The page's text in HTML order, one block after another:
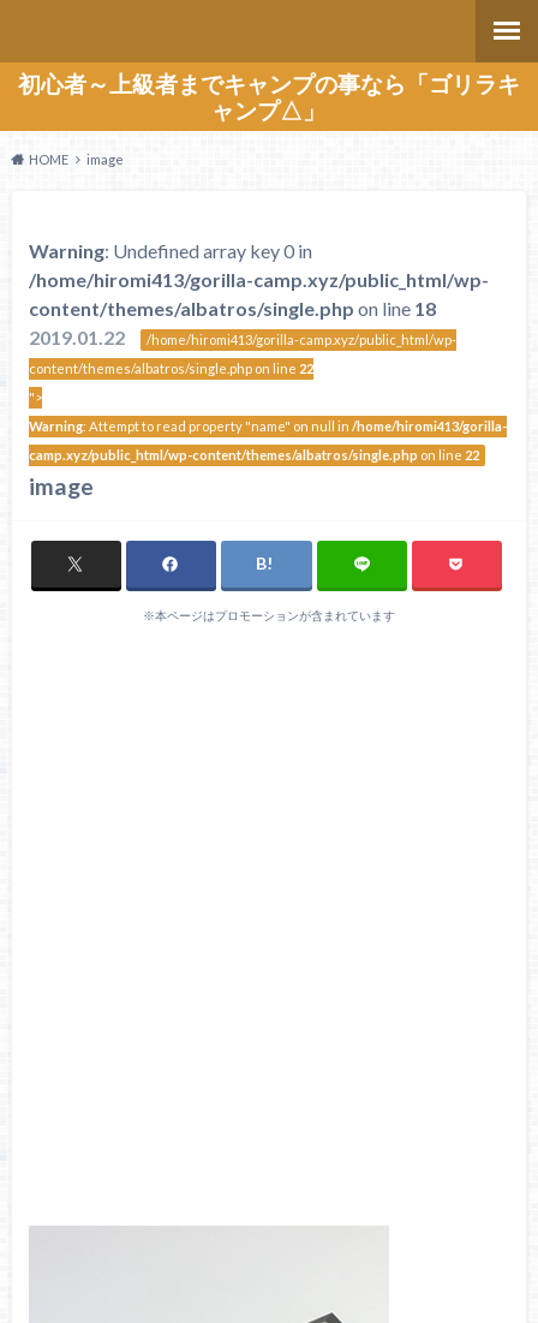
初心者～上級者までキャンプの事なら「ゴリラキ
ャンプ△」
HOME image
Warning: Undefined array key 0 in
/home/hiromi413/gorilla-camp.xyz/public_html/wp-
content/themes/albatros/single.php on line 18
2019.01.22
/home/hiromi413/gorilla-camp.xyz/public_html/wp-
content/themes/albatros/single.php on line 22
">
Warning: Attempt to read property "name" on null in/home/hiromi413/gorilla-
camp.xyz/public_html/wp-content/themes/albatros/single.php on line 22
image
※本ページはプロモーションが含まれています